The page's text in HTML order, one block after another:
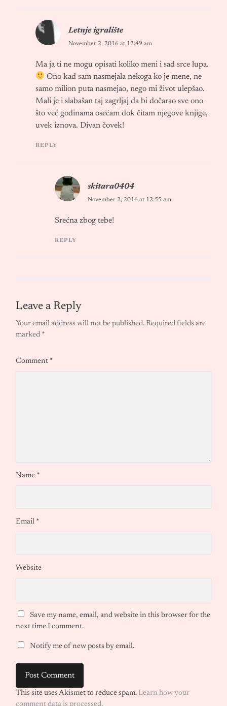
Letnje igralište
November 2, 2016 at 12:49 am
Ma ja ti ne mogu opisati koliko meni i sad srce lupa.
Ono kad sam nasmejala nekoga ko je mene, ne
samo milion puta nasmejao, nego mi život ulepšao.
Mali je i slabašan taj zagrljaj da bi dočarao sve ono
što već godinama osećam dok čitam njegove knjige,
uvek iznova. Divan čovek!
REPLY
skitara0404
November 2, 2016 at 12:55 am
Srećna zbog tebe!
REPLY
Leave a Reply
Your email address will not be published. Required fields are
marked *
Comment *
Name *
Email *
Website
Save my name, email, and website in this browser for the
next time I comment.
Notify me of new posts by email.
This site uses Akismet to reduce spam. Learn how your
comment data is processed.